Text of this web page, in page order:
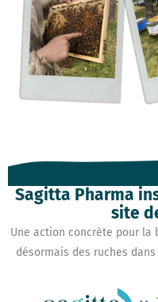
Sagitta Pharma
site
Une action concrète pour la
désormais des ruches